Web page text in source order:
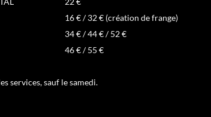
16 € / 32 € (création de frange)
34 € / 44 € / 52 €
46 € / 55 €
services, sauf le samedi.